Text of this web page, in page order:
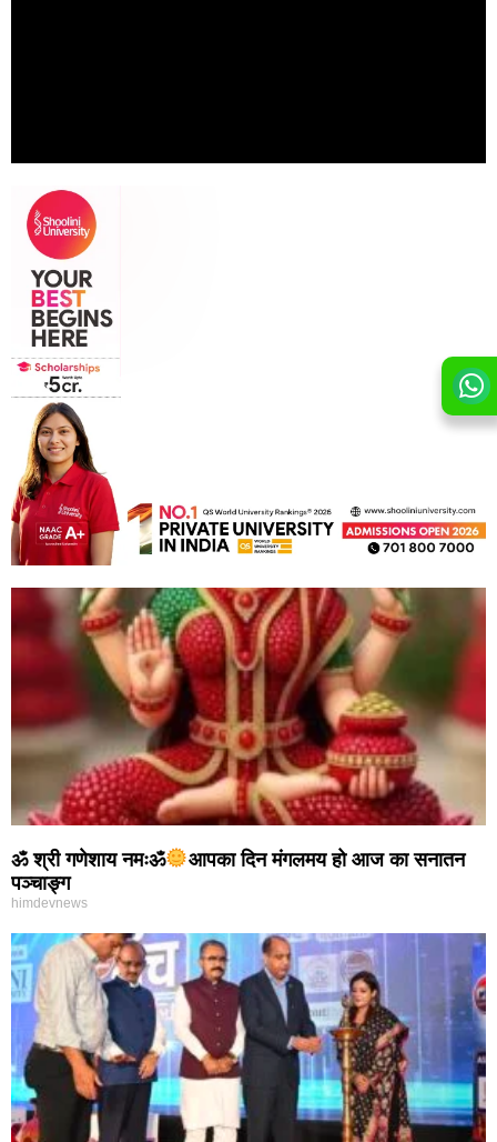
ॐ श्री गणेशाय नमःॐ
आपका दिन मंगलमय हो आज का सनातन
पञ्चाङ्ग
himdevnews